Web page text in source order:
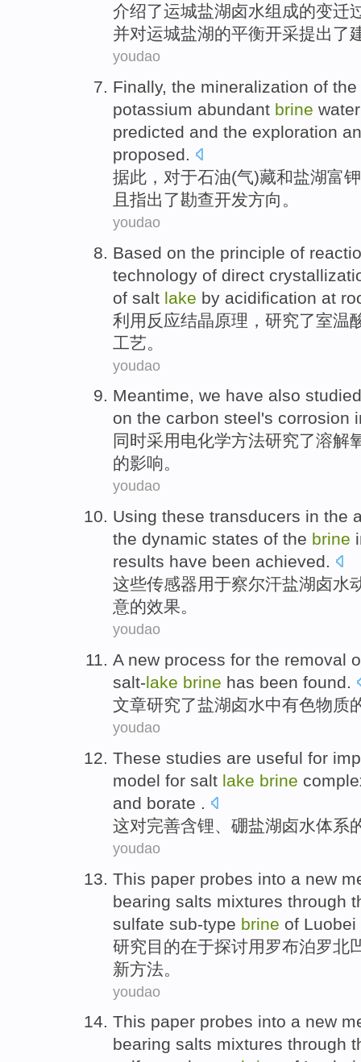
介绍了运城盐湖卤水组成的变迁
并对运城盐湖的平衡开采提出了
youdao
Finally, the mineralization of the
potassium abundant brine
predicted and the exploration
proposed.
据此 ， 对于石油(气)藏和盐湖富钾
且 指出了勘查开发方向。
youdao
Based on the principle of
technology of direct
of salt lake by acidification at
利用 反应结晶原理 ，研究了室温
工艺 。
youdao
Meantime, we have also studied
on the carbon steel's corrosion
同时采用电化学方法研究了溶解
的影响。
youdao
Using these transducers in the
the dynamic states of the brine
results have been achieved.
这些传感器用于察尔汗盐湖卤水
意的效果。
youdao
A new process for the removal
salt-lake brine has been found.
文章研究了盐湖卤水中有色物质
youdao
These studies are useful for
model for salt lake brine
and borate .
这对完善含锂、 硼盐湖卤水体系
youdao
This paper probes into a new
bearing salts mixtures through
sulfate sub-type brine of Luobei
研究目的在于探讨用罗布泊罗北
新方法。
youdao
This paper probes into a new
bearing salts mixtures through